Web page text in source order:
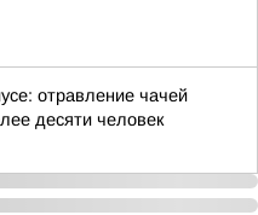
отравление чачей
десяти человек